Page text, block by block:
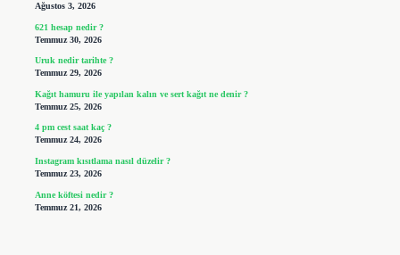
Ağustos 3, 2026
621 hesap nedir ?
Temmuz 30, 2026
Uruk nedir tarihte ?
Temmuz 29, 2026
Kağıt hamuru ile yapılan kalın ve sert kağıt ne denir ?
Temmuz 25, 2026
4 pm cest saat kaç ?
Temmuz 24, 2026
Instagram kısıtlama nasıl düzelir ?
Temmuz 23, 2026
Anne köftesi nedir ?
Temmuz 21, 2026